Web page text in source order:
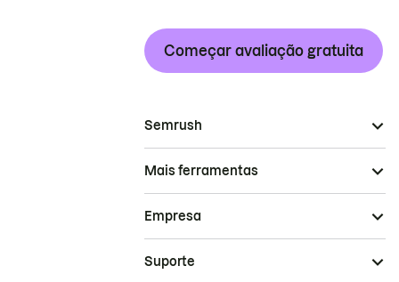
Começar avaliação gratuita
Semrush
Mais ferramentas
Empresa
Suporte